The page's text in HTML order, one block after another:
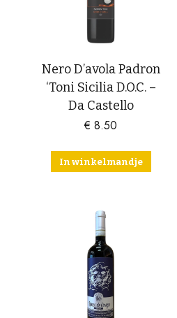
Nero D’avola Padron
‘Toni Sicilia D.O.C. –
Da Castello
€ 8.50
In winkelmandje